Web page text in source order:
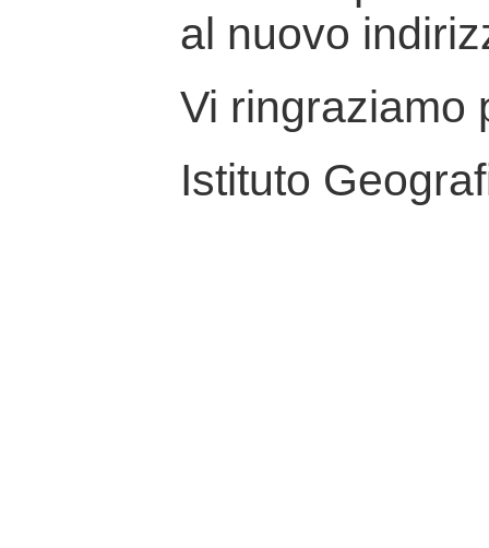
al nuovo
Vi ringraziamo
Istituto